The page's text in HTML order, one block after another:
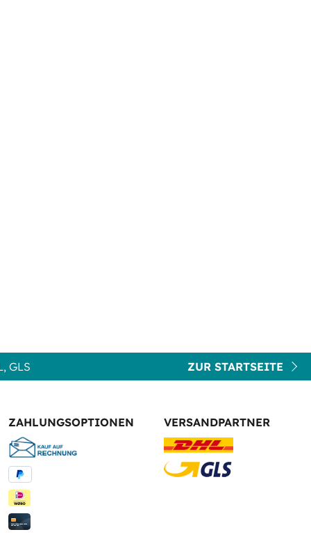
GLS ZUR STARTSEITE
ZAHLUNGSOPTIONEN VERSANDPARTNER